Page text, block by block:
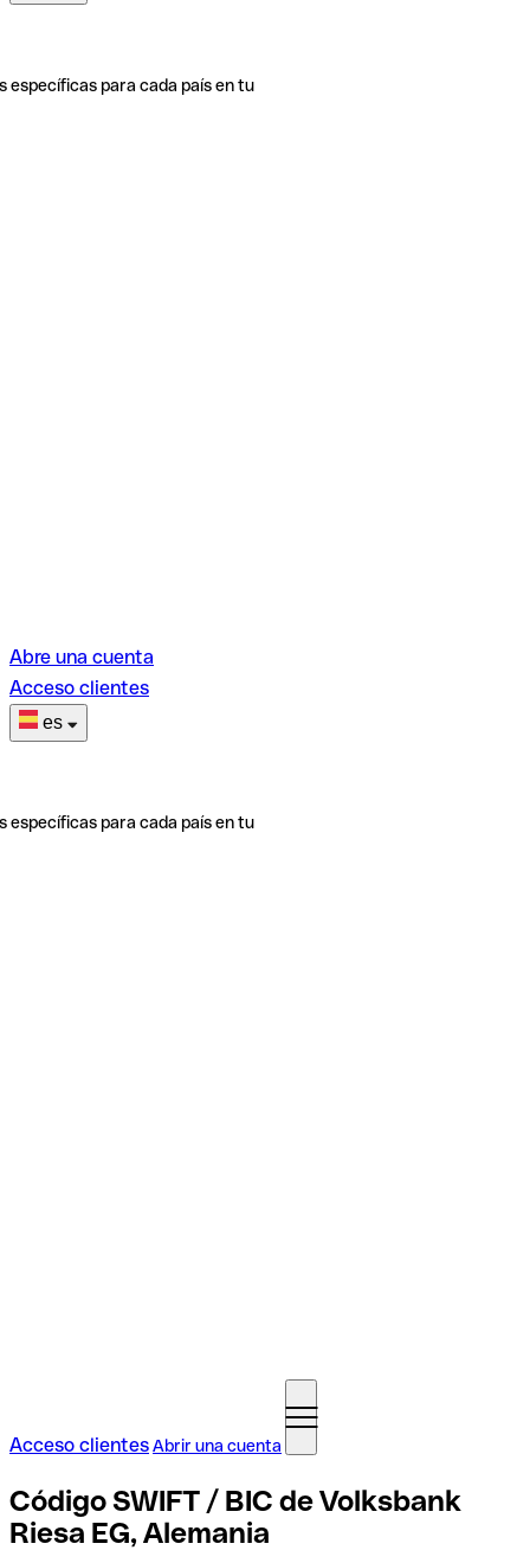
específicas para cada país en tu
Abre una cuenta
Acceso clientes
es
específicas para cada país en tu
Acceso clientesAbrir una cuenta
Código SWIFT / BIC de Volksbank
Riesa EG, Alemania